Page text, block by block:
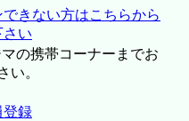
きない方はこちらから
さい
の携帯コーナーまでお
い。
登録